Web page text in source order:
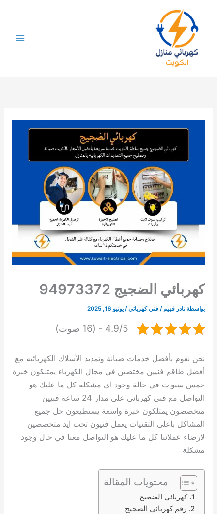
المحتوى
كهربائي الضجيج 94973372
بواسطة نادر فهيم/فني كهربائي/يونيو 16, 2025
4.9/5 - (16 صوت)
نحن نقوم بأفضل خدمات صيانة وتمديد الأسلاك الكهربائيه مع
أفضل طاقم فنيين مختصين في مجال الكهرباء يمتلكون خبرة
خمس سنوات في حالة وجود اي مشكله كل ما عليك هو
التواصل مع فني كهربائي على مدار 24 ساعة فنيين
متخصصون يمتلكون خبرة واسعة يستطيعون حل جميع
المشاكل باعلى التقنيات يعمل فنيون تحت ايد متخصصين
لارضاء عملائنا كل ما عليك هو التواصل معنا في حال وجود
مشكلة
محتويات المقالة
كهربائي الضجيج
رقم كهربائي الضجيج